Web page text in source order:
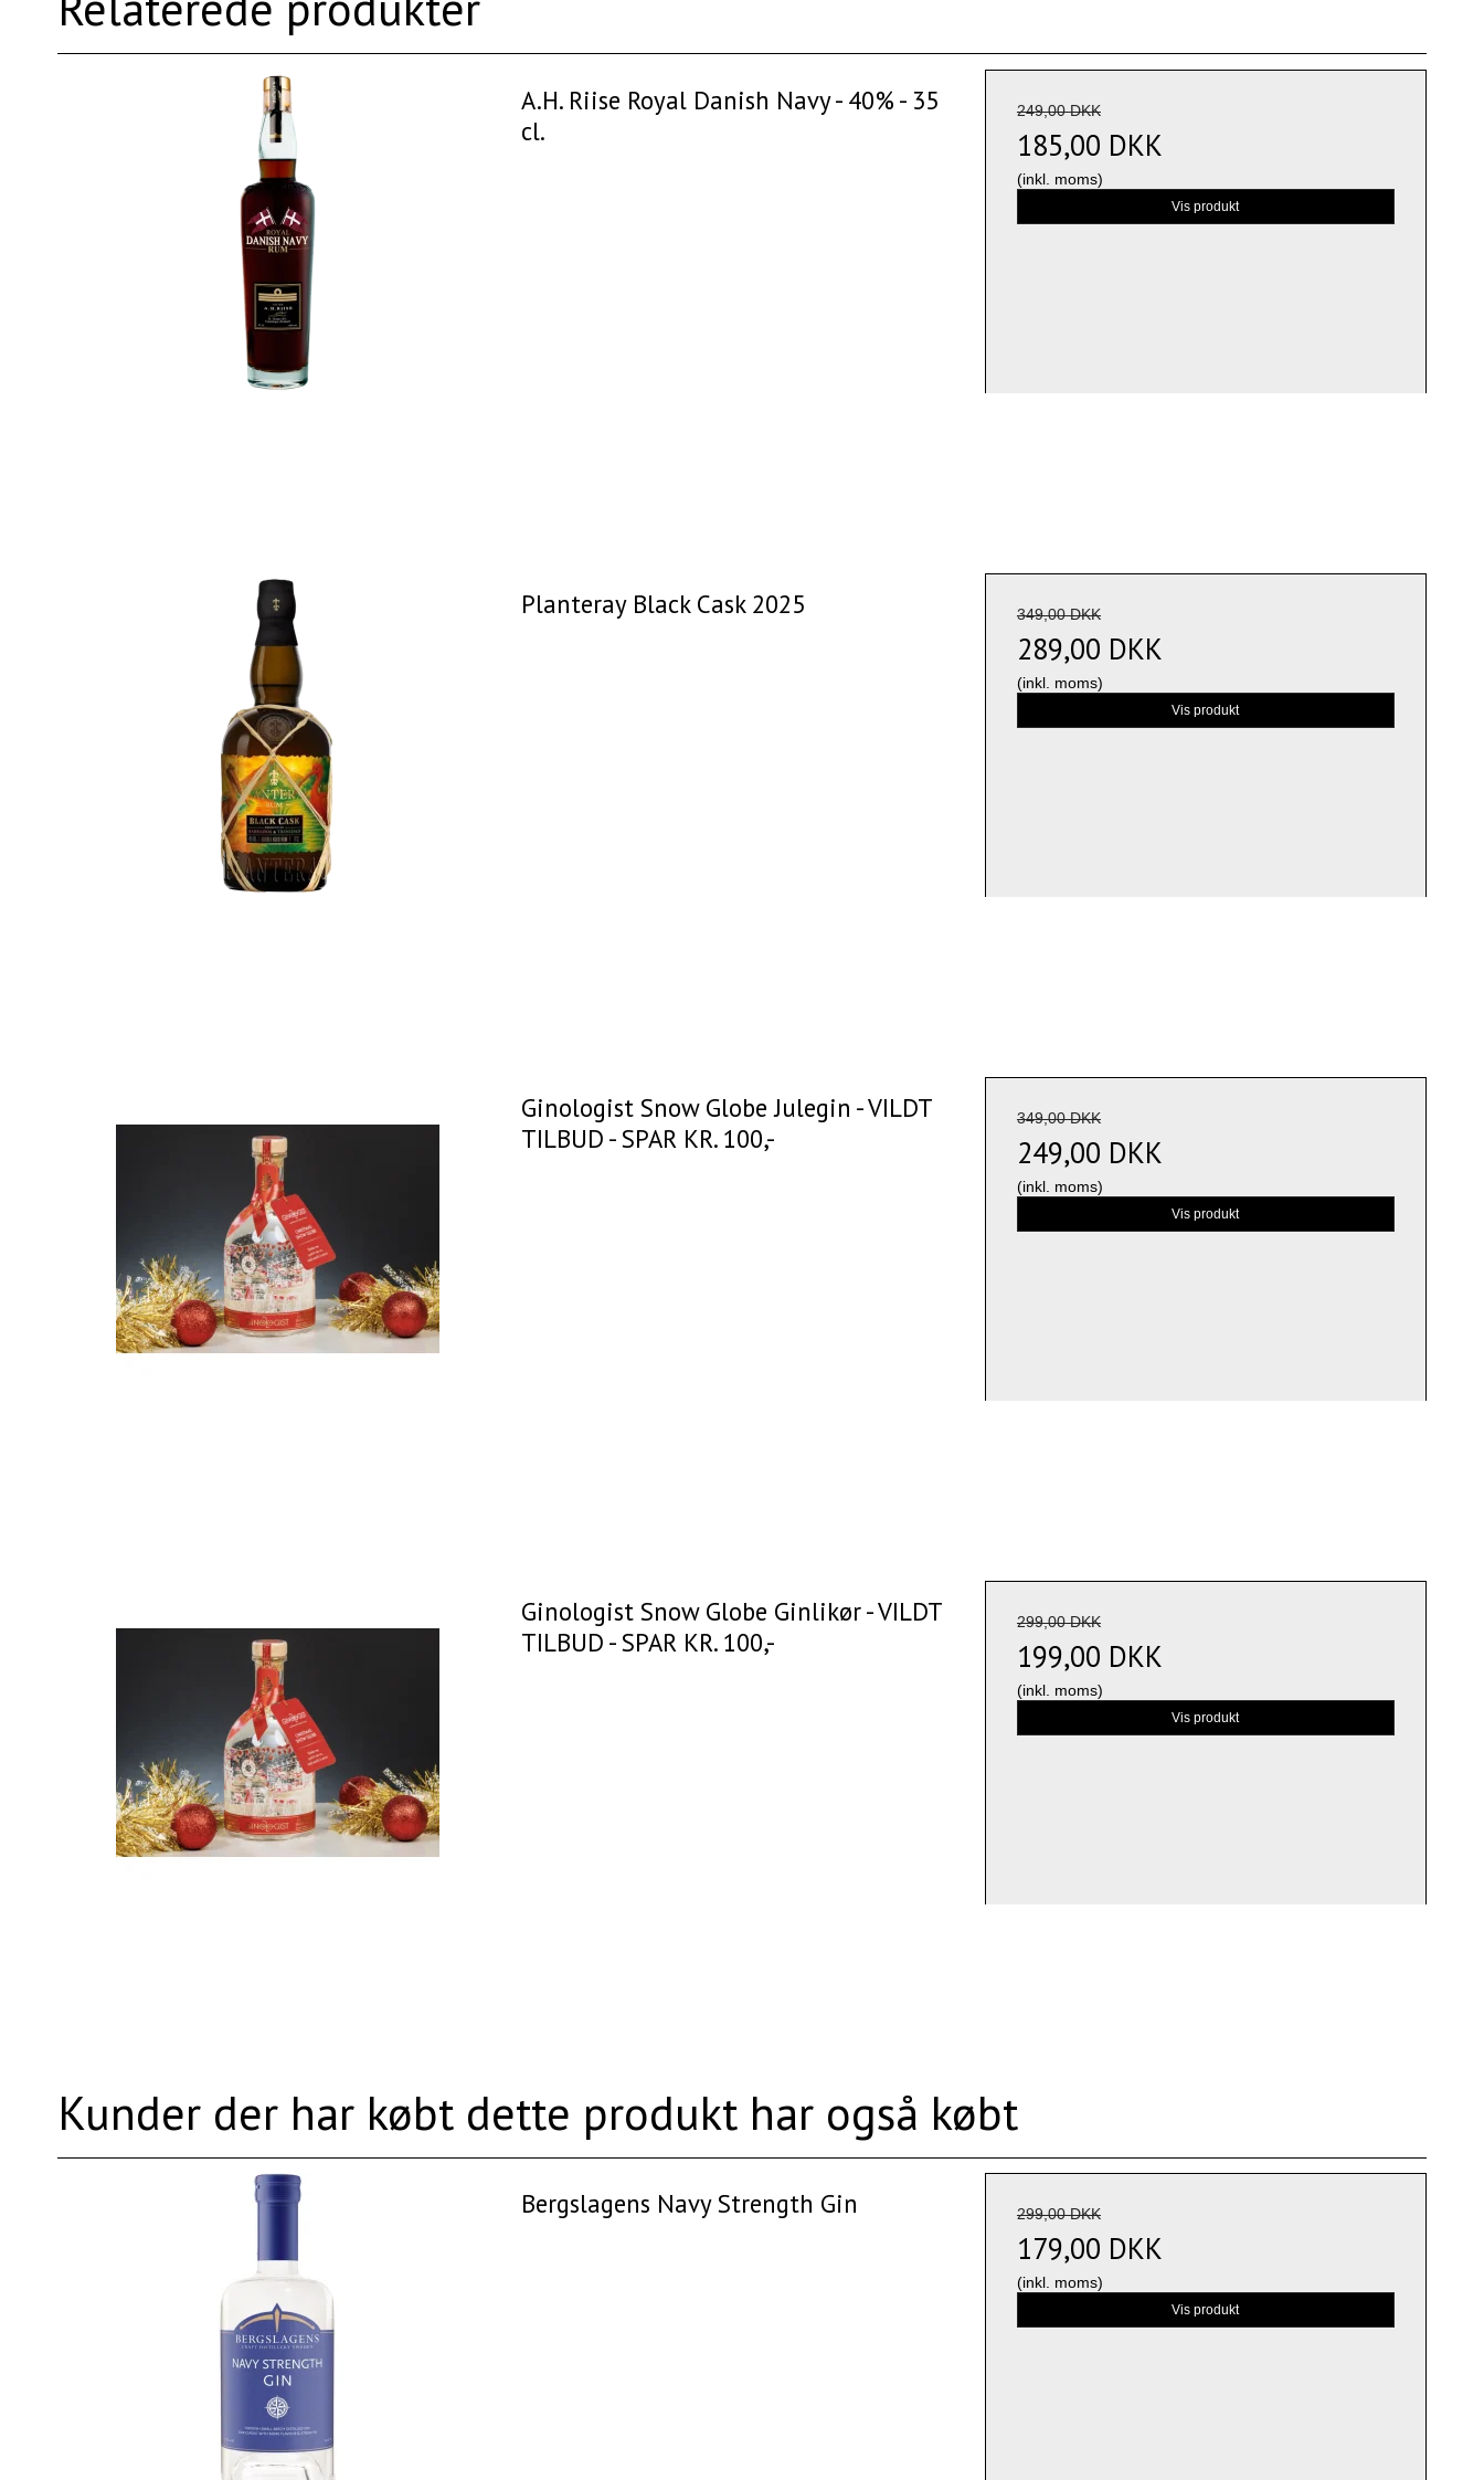
A.H. Riise Royal Danish Navy - 40% - 35
cl.
249,00 DKK
185,00 DKK
(inkl. moms)
Vis produkt
Planteray Black Cask 2025 349,00 DKK
289,00 DKK
(inkl. moms)
Vis produkt
Ginologist Snow Globe Julegin - VILDT
TILBUD - SPAR KR. 100,-
349,00 DKK
249,00 DKK
(inkl. moms)
Vis produkt
Ginologist Snow Globe Ginlikør - VILDT
TILBUD - SPAR KR. 100,-
299,00 DKK
199,00 DKK
(inkl. moms)
Vis produkt
Kunder der har købt dette produkt har også købt
Bergslagens Navy Strength Gin 299,00 DKK
179,00 DKK
(inkl. moms)
Vis produkt